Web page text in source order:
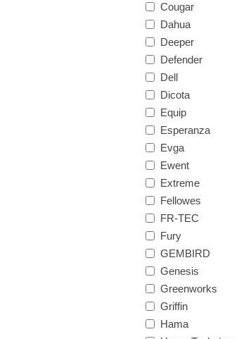
Cougar
Dahua
Deeper
Defender
Dell
Dicota
Equip
Esperanza
Evga
Ewent
Extreme
Fellowes
FR-TEC
Fury
GEMBIRD
Genesis
Greenworks
Griffin
Hama